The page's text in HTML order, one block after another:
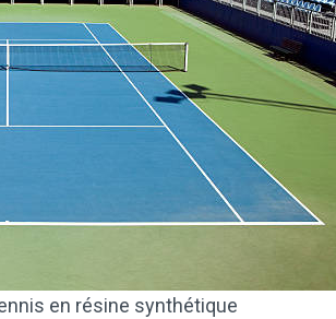
en résine synthétique